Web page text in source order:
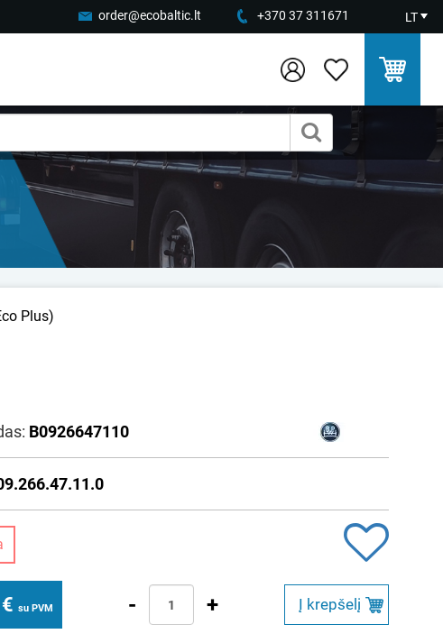
order@ecobaltic.lt +370 37 311671 LT
Plus)
B0926647110
€ su PVM - + Į krepšelį